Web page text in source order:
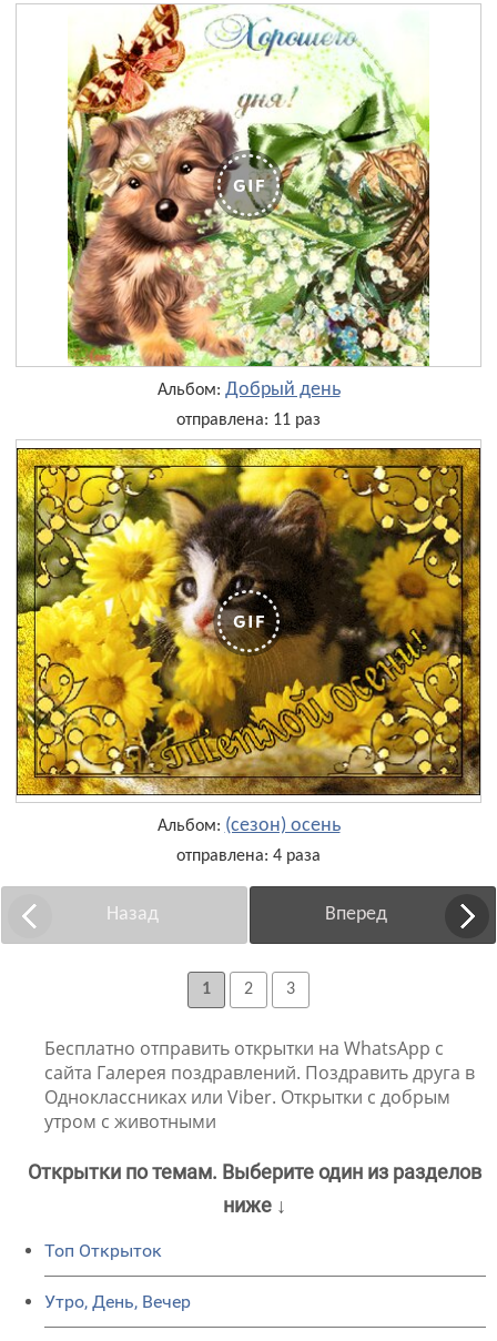
Альбом: Добрый день
отправлена: 11 раз
Альбом: (сезон) осень
отправлена: 4 раза
Назад Вперед
1 2 3
Бесплатно отправить открытки на WhatsApp с
сайта Галерея поздравлений. Поздравить друга в
Одноклассниках или Viber. Открытки с добрым
утром с животными
Открытки по темам. Выберите один из разделов
ниже ↓
Топ Открыток
Утро, День, Вечер